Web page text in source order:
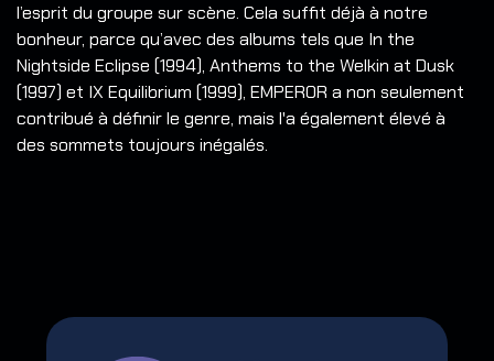
l’esprit du groupe sur scène. Cela suffit déjà à notre
bonheur, parce qu’avec des albums tels que In the
Nightside Eclipse (1994), Anthems to the Welkin at Dusk
(1997) et IX Equilibrium (1999), EMPEROR a non seulement
contribué à définir le genre, mais l'a également élevé à
des sommets toujours inégalés.